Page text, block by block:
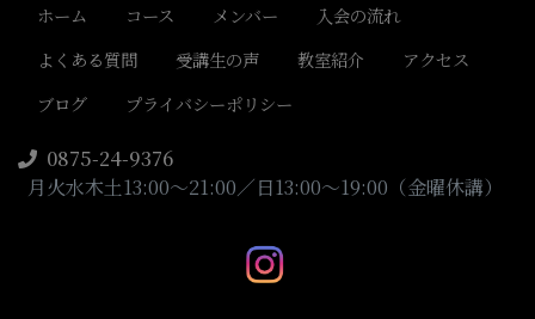
ホーム コース メンバー
入会の流れ
よくある質問
受講生の声 教室紹介
アクセス
ブログ
プライバシーポリシー
0875-24-9376
月火水木土13:00～21:00／日13:00～19:00（金曜休講）